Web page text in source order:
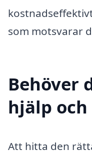
som motsvarar
Behöver
hjälp
Att hitta den